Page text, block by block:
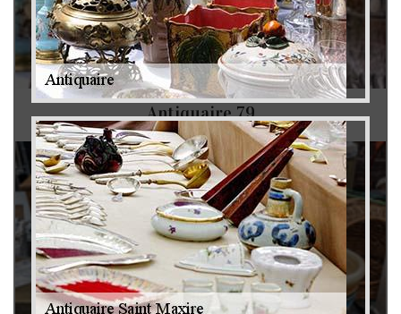
Antiquaire 79